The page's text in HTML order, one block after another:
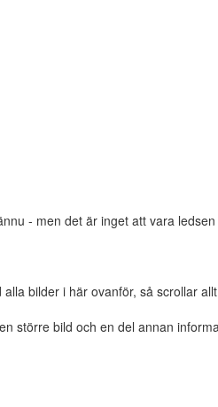
- men det är inget att vara ledsen
bilder i här ovanför, så scrollar
större bild och en del annan